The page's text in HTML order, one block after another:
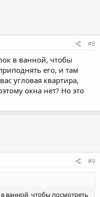
#8
в ванной, чтобы
его, и там
угловая квартира,
окна нет? Но это
#9
ванной, чтобы посмотреть